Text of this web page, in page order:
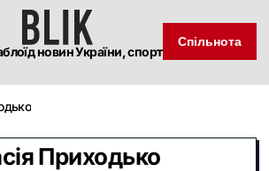
новин України, спорт
Спільнота
Приходько